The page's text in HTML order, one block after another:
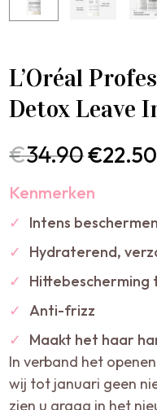
L’Oréal
Detox Leave
€34.90€22.50
Kenmerken
✓
Intens
✓
Hydraterend,
✓
Hittebescherming
✓
Anti-frizz
✓
Maakt het haar
In verband het
wij tot januari geen
zien u graag in het